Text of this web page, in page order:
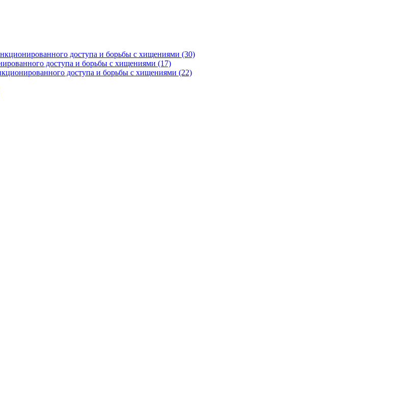
доступа и борьбы с хищениями (30)
доступа и борьбы с хищениями (17)
доступа и борьбы с хищениями (22)